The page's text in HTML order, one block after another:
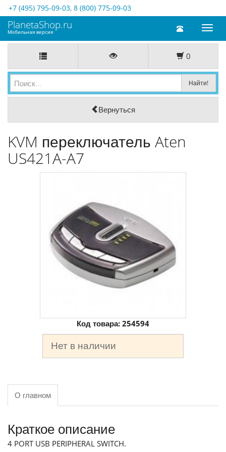
+7 (495) 795-09-03, 8 (800) 775-09-03
Toggle
PlanetaShop.ru
Мобильная версия
0
Вернуться
KVM переключатель Aten
US421A-A7
Код товара: 254594
Нет в наличии
О главном
Краткое описание
4 PORT USB PERIPHERAL SWITCH.